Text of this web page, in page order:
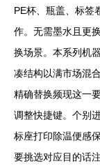
PE杯、瓶盖、标签
作。无需墨水且更
换场景。本系列机
凑结构以满市场混
精确替换频现这一
调整快捷键。个别
标座打印除温便感
要挑选对应目的话